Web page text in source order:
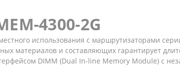
4300-2G
использования с маршрутизаторами
материалов и составляющих гарантирует
DIMM (Dual In-line Memory Module) с